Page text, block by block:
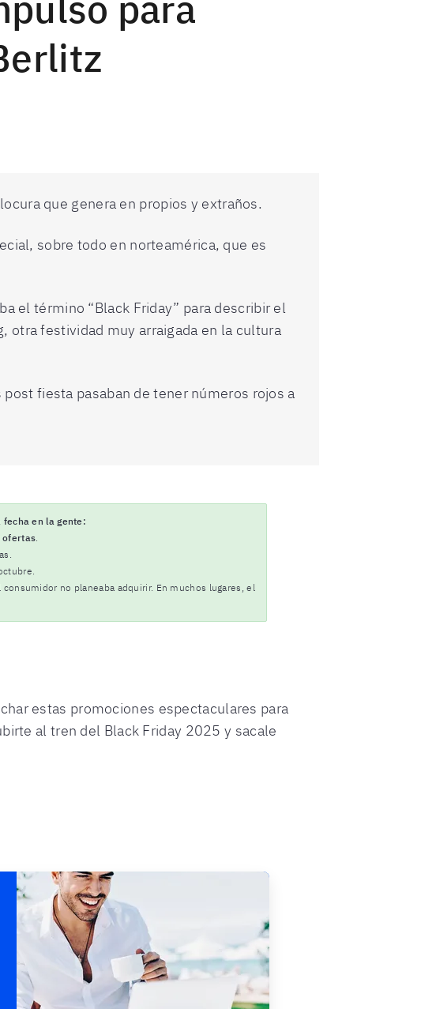
que genera en propios y extraños.
sobre todo en norteamérica, que es
el término “Black Friday” para describir el
otra festividad muy arraigada en la cultura
fiesta pasaban de tener números rojos a
en la gente:
ofertas.
no planeaba adquirir. En muchos lugares, el
estas promociones espectaculares para
al tren del Black Friday 2025 y sacale